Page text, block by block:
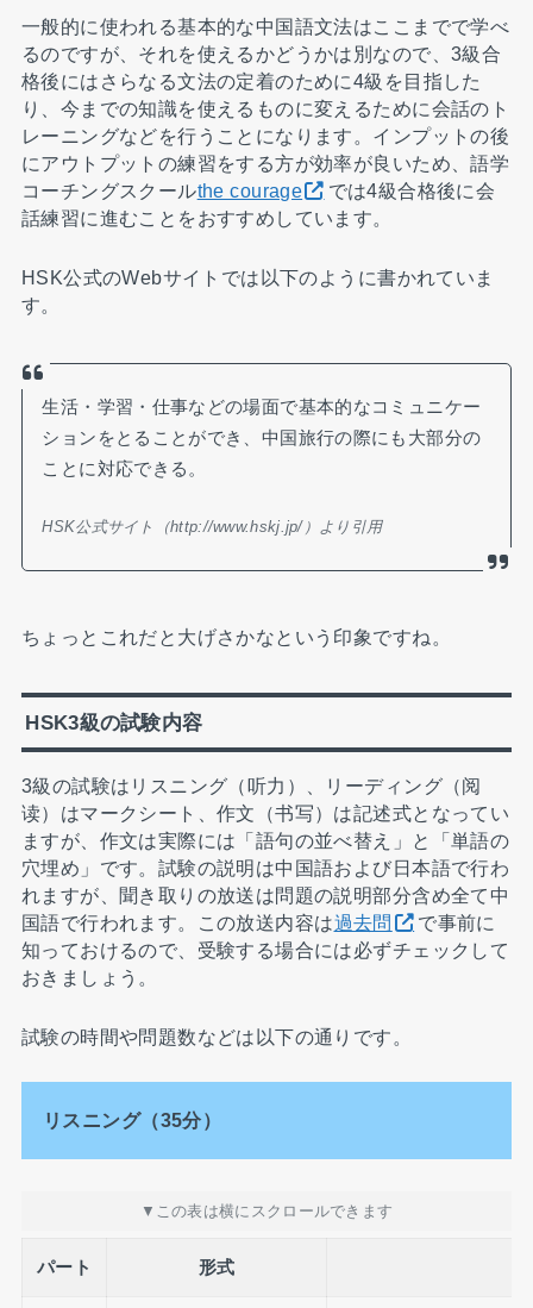
一般的に使われる基本的な中国語文法はここまでで学べ
るのですが、それを使えるかどうかは別なので、3級合
格後にはさらなる文法の定着のために4級を目指した
り、今までの知識を使えるものに変えるために会話のト
レーニングなどを行うことになります。インプットの後
にアウトプットの練習をする方が効率が良いため、語学
コーチングスクールthe courage
では4級合格後に会
話練習に進むことをおすすめしています。
HSK公式のWebサイトでは以下のように書かれていま
す。
生活・学習・仕事などの場面で基本的なコミュニケー
ションをとることができ、中国旅行の際にも大部分の
ことに対応できる。
HSK公式サイト（http://www.hskj.jp/）より引用
ちょっとこれだと大げさかなという印象ですね。
HSK3級の試験内容
3級の試験はリスニング（听力）、リーディング（阅
读）はマークシート、作文（书写）は記述式となってい
ますが、作文は実際には「語句の並べ替え」と「単語の
穴埋め」です。試験の説明は中国語および日本語で行わ
れますが、聞き取りの放送は問題の説明部分含め全て中
国語で行われます。この放送内容は過去問
で事前に
知っておけるので、受験する場合には必ずチェックして
おきましょう。
試験の時間や問題数などは以下の通りです。
リスニング（35分）
パート 形式